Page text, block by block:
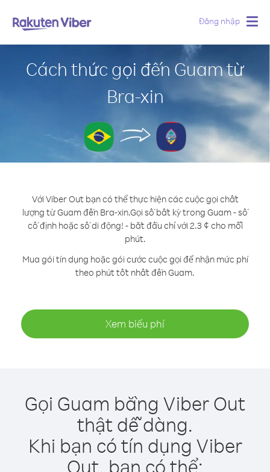
Đăng nhập
Cách thức gọi đến Guam từ
Bra-xin
Với Viber Out bạn có thể thực hiện các cuộc gọi chất
lượng từ Guam đến Bra-xin.Gọi số bất kỳ trong Guam - số
cố định hoặc số di động! - bắt đầu chỉ với 2.3 ¢ cho mỗi
phút.
Mua gói tín dụng hoặc gói cước cuộc gọi để nhận mức phí
theo phút tốt nhất đến Guam.
Xem biểu phí
Gọi Guam bằng Viber Out
thật dễ dàng.
Khi bạn có tín dụng Viber
Out, bạn có thể: